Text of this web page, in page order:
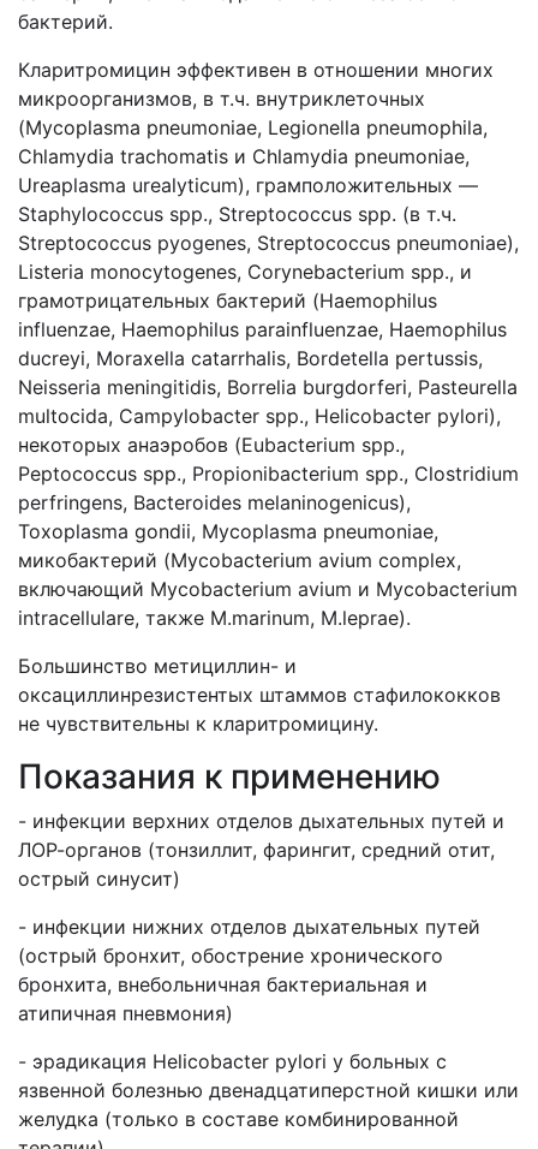
бактерий.
Кларитромицин эффективен в отношении многих
микроорганизмов, в т.ч. внутриклеточных
(Mycoplasma pneumoniae, Legionella pneumophila,
Chlamydia trachomatis и Chlamydia pneumoniae,
Ureaplasma urealyticum), грамположительных —
Staphylococcus spp., Streptoсoccus spp. (в т.ч.
Streptococcus pyogenes, Streptococcus pneumoniae),
Listeria monocytogenes, Corynebacterium spp., и
грамотрицательных бактерий (Haemophilus
influenzae, Haemophilus parainfluenzae, Haemophilus
ducreyi, Moraxella catarrhalis, Bordetella pertussis,
Neisseria meningitidis, Borrelia burgdorferi, Pasteurella
multocida, Campylobacter spp., Helicobacter pylori),
некоторых анаэробов (Eubacterium spp.,
Peptococcus spp., Propionibacterium spp., Clostridium
perfringens, Bacteroides melaninogenicus),
Toxoplasma gondii, Mycoplasma pneumoniae,
микобактерий (Mycobacterium avium complex,
включающий Mycobacterium avium и Mycobacterium
intracellulare, также M.marinum, M.leprae).
Большинство метициллин- и
оксациллинрезистентых штаммов стафилококков
не чувствительны к кларитромицину.
Показания к применению
- инфекции верхних отделов дыхательных путей и
ЛОР-органов (тонзиллит, фарингит, средний отит,
острый синусит)
- инфекции нижних отделов дыхательных путей
(острый бронхит, обострение хронического
бронхита, внебольничная бактериальная и
атипичная пневмония)
- эрадикация Helicobacter pylori у больных с
язвенной болезнью двенадцатиперстной кишки или
желудка (только в составе комбинированной